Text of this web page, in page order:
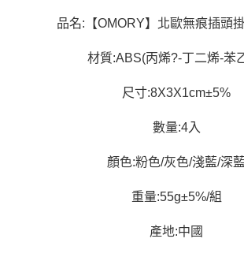
品名:【OMORY】北歐無痕插頭
材質:ABS(丙烯?-丁二烯-苯
尺寸:8X3X1cm±5%
數量:4入
顏色:粉色/灰色/淺藍/深藍
重量:55g±5%/組
產地:中國